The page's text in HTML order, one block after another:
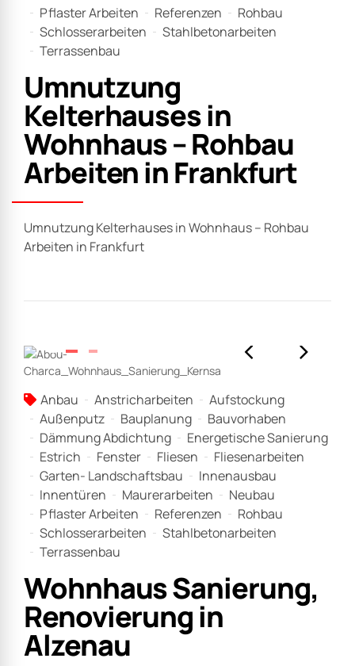
Pflaster Arbeiten
Referenzen
Rohbau
Schlosserarbeiten
Stahlbetonarbeiten
Terrassenbau
Umnutzung
Kelterhauses in
Wohnhaus – Rohbau
Arbeiten in Frankfurt
Umnutzung Kelterhauses in Wohnhaus – Rohbau
Arbeiten in Frankfurt
Anbau Anstricharbeiten
Aufstockung
Außenputz
Bauplanung
Bauvorhaben
Dämmung Abdichtung
Energetische Sanierung
Estrich
Fenster Fliesen
Fliesenarbeiten
Garten- Landschaftsbau
Innenausbau
Innentüren
Maurerarbeiten
Neubau
Pflaster Arbeiten
Referenzen
Rohbau
Schlosserarbeiten
Stahlbetonarbeiten
Terrassenbau
Wohnhaus Sanierung,
Renovierung in
Alzenau